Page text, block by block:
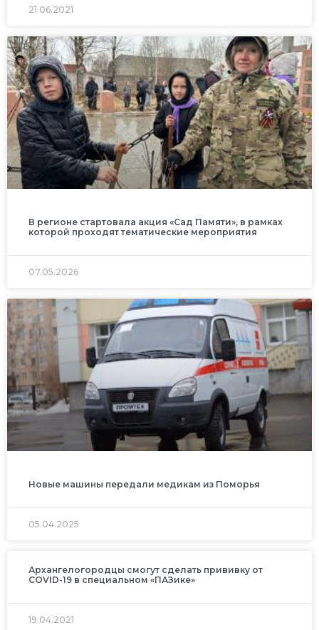
21.06.2021
В регионе стартовала акция «Сад Памяти», в рамках
которой проходят тематические мероприятия
07.05.2026
Новые машины передали медикам из Поморья
05.04.2025
Архангелогородцы смогут сделать прививку от
COVID-19 в специальном «ПАЗике»
19.04.2021